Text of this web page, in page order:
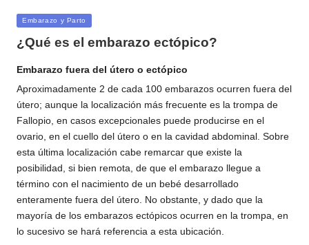
Publicada
Embarazo y Parto
¿Qué es el embarazo ectópico?
Embarazo fuera del útero o ectópico
Aproximadamente 2 de cada 100 embarazos ocurren fuera del
útero; aunque la localización más frecuente es la trompa de
Fallopio, en casos excepcionales puede producirse en el
ovario, en el cuello del útero o en la cavidad abdominal. Sobre
esta última localización cabe remarcar que existe la
posibilidad, si bien remota, de que el embarazo llegue a
término con el nacimiento de un bebé desarrollado
enteramente fuera del útero. No obstante, y dado que la
mayoría de los embarazos ectópicos ocurren en la trompa, en
lo sucesivo se hará referencia a esta ubicación.